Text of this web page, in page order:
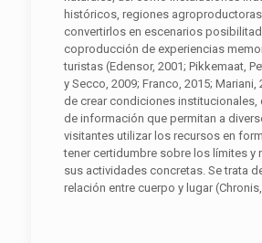
históricos, regiones
convertirlos en escenarios
coproducción de experiencias
turistas (Edensor, 2001; Pikkemaat,
y Secco, 2009; Franco, 2015; Mariani,
de crear condiciones institucionales,
de información que permitan a
visitantes utilizar los recursos en
tener certidumbre sobre los límites y
sus actividades concretas. Se trata
relación entre cuerpo y lugar (Chronis,